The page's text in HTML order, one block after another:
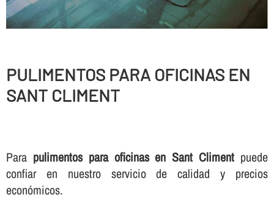
PULIMENTOS PARA OFICINAS EN
SANT CLIMENT
Para pulimentos para oficinas en Sant Climent puede
confiar en nuestro servicio de calidad y precios
económicos.